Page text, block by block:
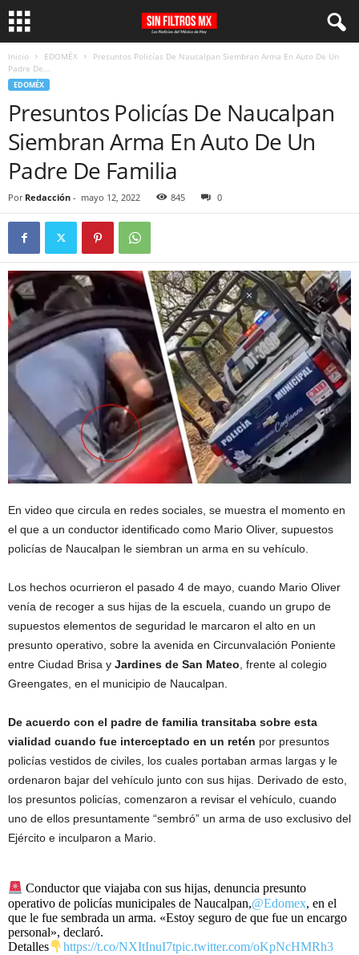
Inicio EDOMÉX
Presuntos Policías De Naucalpan Siembran Arma En Auto De Un
Padre De...
EDOMÉX
Presuntos Policías De Naucalpan
Siembran Arma En Auto De Un
Padre De Familia
Por Redacción - mayo 12, 2022 845 0
En video que circula en redes sociales, se muestra el momento en
el que a un conductor identificado como Mario Oliver, supuestos
policías de Naucalpan le siembran un arma en su vehículo.
Los hechos ocurrieron el pasado 4 de mayo, cuando Mario Oliver
venía de recoger a sus hijas de la escuela, cuando un grupo de
supuestos elementos de seguridad le marcaron el alto en un
presunto operativo, sobre la avenida en Circunvalación Poniente
entre Ciudad Brisa y Jardines de San Mateo, frente al colegio
Greengates, en el municipio de Naucalpan.
De acuerdo con el padre de familia transitaba sobre esta
vialidad cuando fue interceptado en un retén por presuntos
policías vestidos de civiles, los cuales portaban armas largas y le
ordenaron bajar del vehículo junto con sus hijas. Derivado de esto,
los presuntos policías, comenzaron a revisar el vehículo, cuando
uno de ellos presuntamente “sembró” un arma de uso exclusivo del
Ejército e inculparon a Mario.
Conductor que viajaba con sus hijas, denuncia presunto
operativo de policías municipales de Naucalpan,@Edomex, en el
que le fue sembrada un arma. «Estoy seguro de que fue un encargo
personal», declaró.
Detalles
https://t.co/NXItInuI7tpic.twitter.com/oKpNcHMRh3